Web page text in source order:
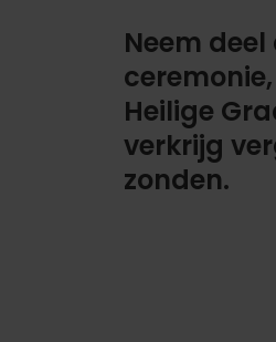
Neem
Heilige
verkrijg
zonden.